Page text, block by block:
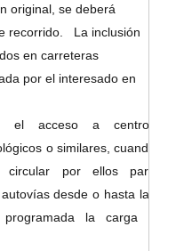
original, se deberá
recorrido. La inclusión
en carreteras
por el interesado en
el acceso a centros
o similares, cuando
circular por ellos para
desde o hasta las
la carga o